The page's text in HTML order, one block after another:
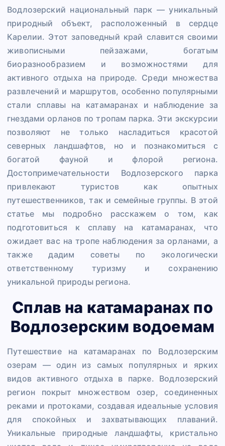
Водлозерский национальный парк — уникальный
природный объект, расположенный в сердце
Карелии. Этот заповедный край славится своими
живописными пейзажами, богатым
биоразнообразием и возможностями для
активного отдыха на природе. Среди множества
развлечений и маршрутов, особенно популярными
стали сплавы на катамаранах и наблюдение за
гнездами орланов по тропам парка. Эти экскурсии
позволяют не только насладиться красотой
северных ландшафтов, но и познакомиться с
богатой фауной и флорой региона.
Достопримечательности Водлозерского парка
привлекают туристов как опытных
путешественников, так и семейные группы. В этой
статье мы подробно расскажем о том, как
подготовиться к сплаву на катамаранах, что
ожидает вас на тропе наблюдения за орланами, а
также дадим советы по экологически
ответственному туризму и сохранению
уникальной природы региона.
Сплав на катамаранах по
Водлозерским водоемам
Путешествие на катамаранах по Водлозерским
озерам — один из самых популярных и ярких
видов активного отдыха в парке. Водлозерский
регион покрыт множеством озер, соединенных
реками и протоками, создавая идеальные условия
для спокойных и захватывающих плаваний.
Уникальные природные ландшафты, кристально